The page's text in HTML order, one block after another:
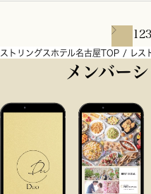
1 23
ストリングスホテル名古屋TOP レス
メンバー